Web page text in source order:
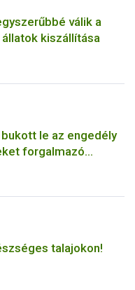
válik a
kiszállítása
le az engedély
forgalmazó
talajokon!